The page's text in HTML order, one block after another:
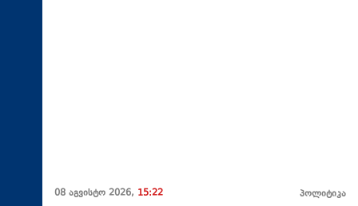
08 აგვისტო 2026, 15:22 პოლიტიკა